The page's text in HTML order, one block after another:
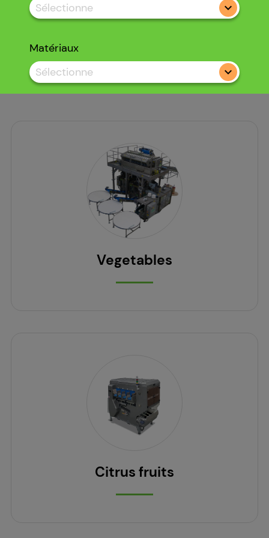
Sélectionne
Matériaux
Sélectionne
Vegetables
Citrus fruits